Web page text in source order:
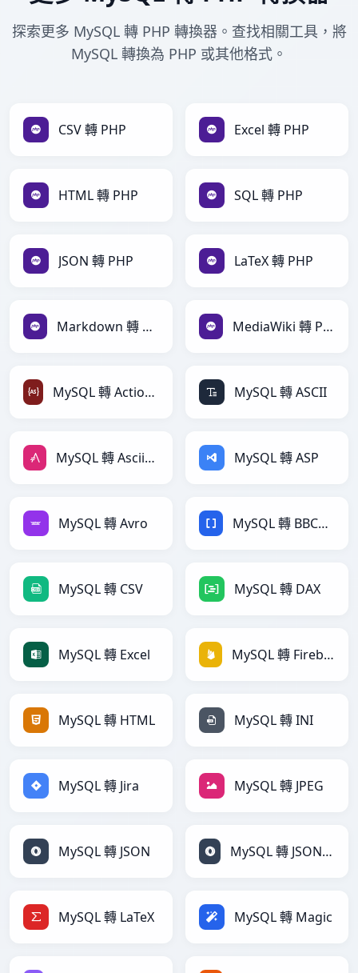
探索更多 MySQL 轉 PHP 轉換器。查找相關工具，將
MySQL 轉換為 PHP 或其他格式。
CSV 轉 PHP Excel 轉 PHP
HTML 轉 PHP SQL 轉 PHP
JSON 轉 PHP LaTeX 轉 PHP
Markdown 轉 PHP MediaWiki 轉 PHP
MySQL 轉 ActionScript MySQL 轉 ASCII
MySQL 轉 AsciiDoc MySQL 轉 ASP
MySQL 轉 Avro MySQL 轉 BBCode
MySQL 轉 CSV MySQL 轉 DAX
MySQL 轉 Excel MySQL 轉 Firebase
MySQL 轉 HTML MySQL 轉 INI
MySQL 轉 Jira MySQL 轉 JPEG
MySQL 轉 JSON MySQL 轉 JSONLines
MySQL 轉 LaTeX MySQL 轉 Magic